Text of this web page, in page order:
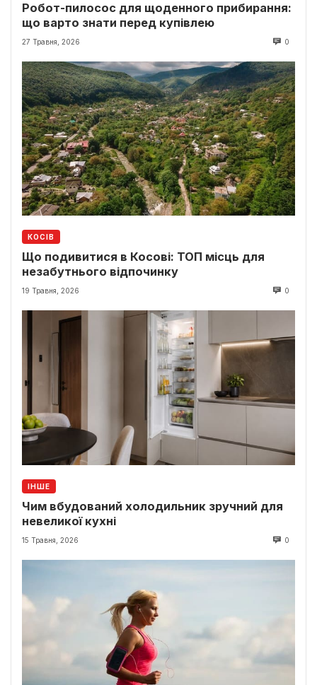
Робот-пилосос для щоденного прибирання:
що варто знати перед купівлею
27 Травня, 2026 0
КОСІВ
Що подивитися в Косові: ТОП місць для
незабутнього відпочинку
19 Травня, 2026 0
ІНШЕ
Чим вбудований холодильник зручний для
невеликої кухні
15 Травня, 2026 0